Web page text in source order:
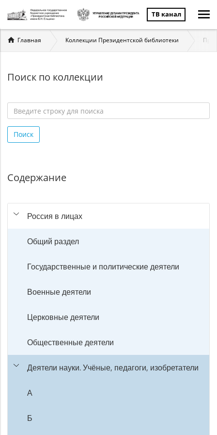
ТВ канал
Вы
здесь
Главная Коллекции Президентской библиотеки
Поиск по коллекции
строку
для
Поиск
Содержание
Россия в лицах
Общий раздел
Государственные и политические деятели
Военные деятели
Церковные деятели
Общественные деятели
Деятели науки. Учёные, педагоги, изобретатели
А
Б